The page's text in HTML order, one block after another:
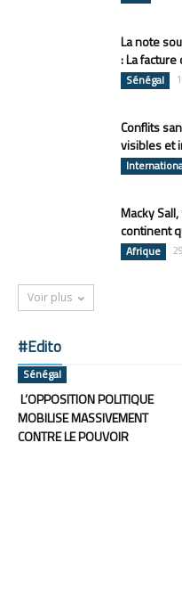
La note
: La facture
Sénégal
Conflits
visibles et
Macky
continent
Afrique
Voir plus
#Edito
Sénégal
L’OPPOSITION POLITIQUE
MOBILISE MASSIVEMENT
CONTRE LE POUVOIR